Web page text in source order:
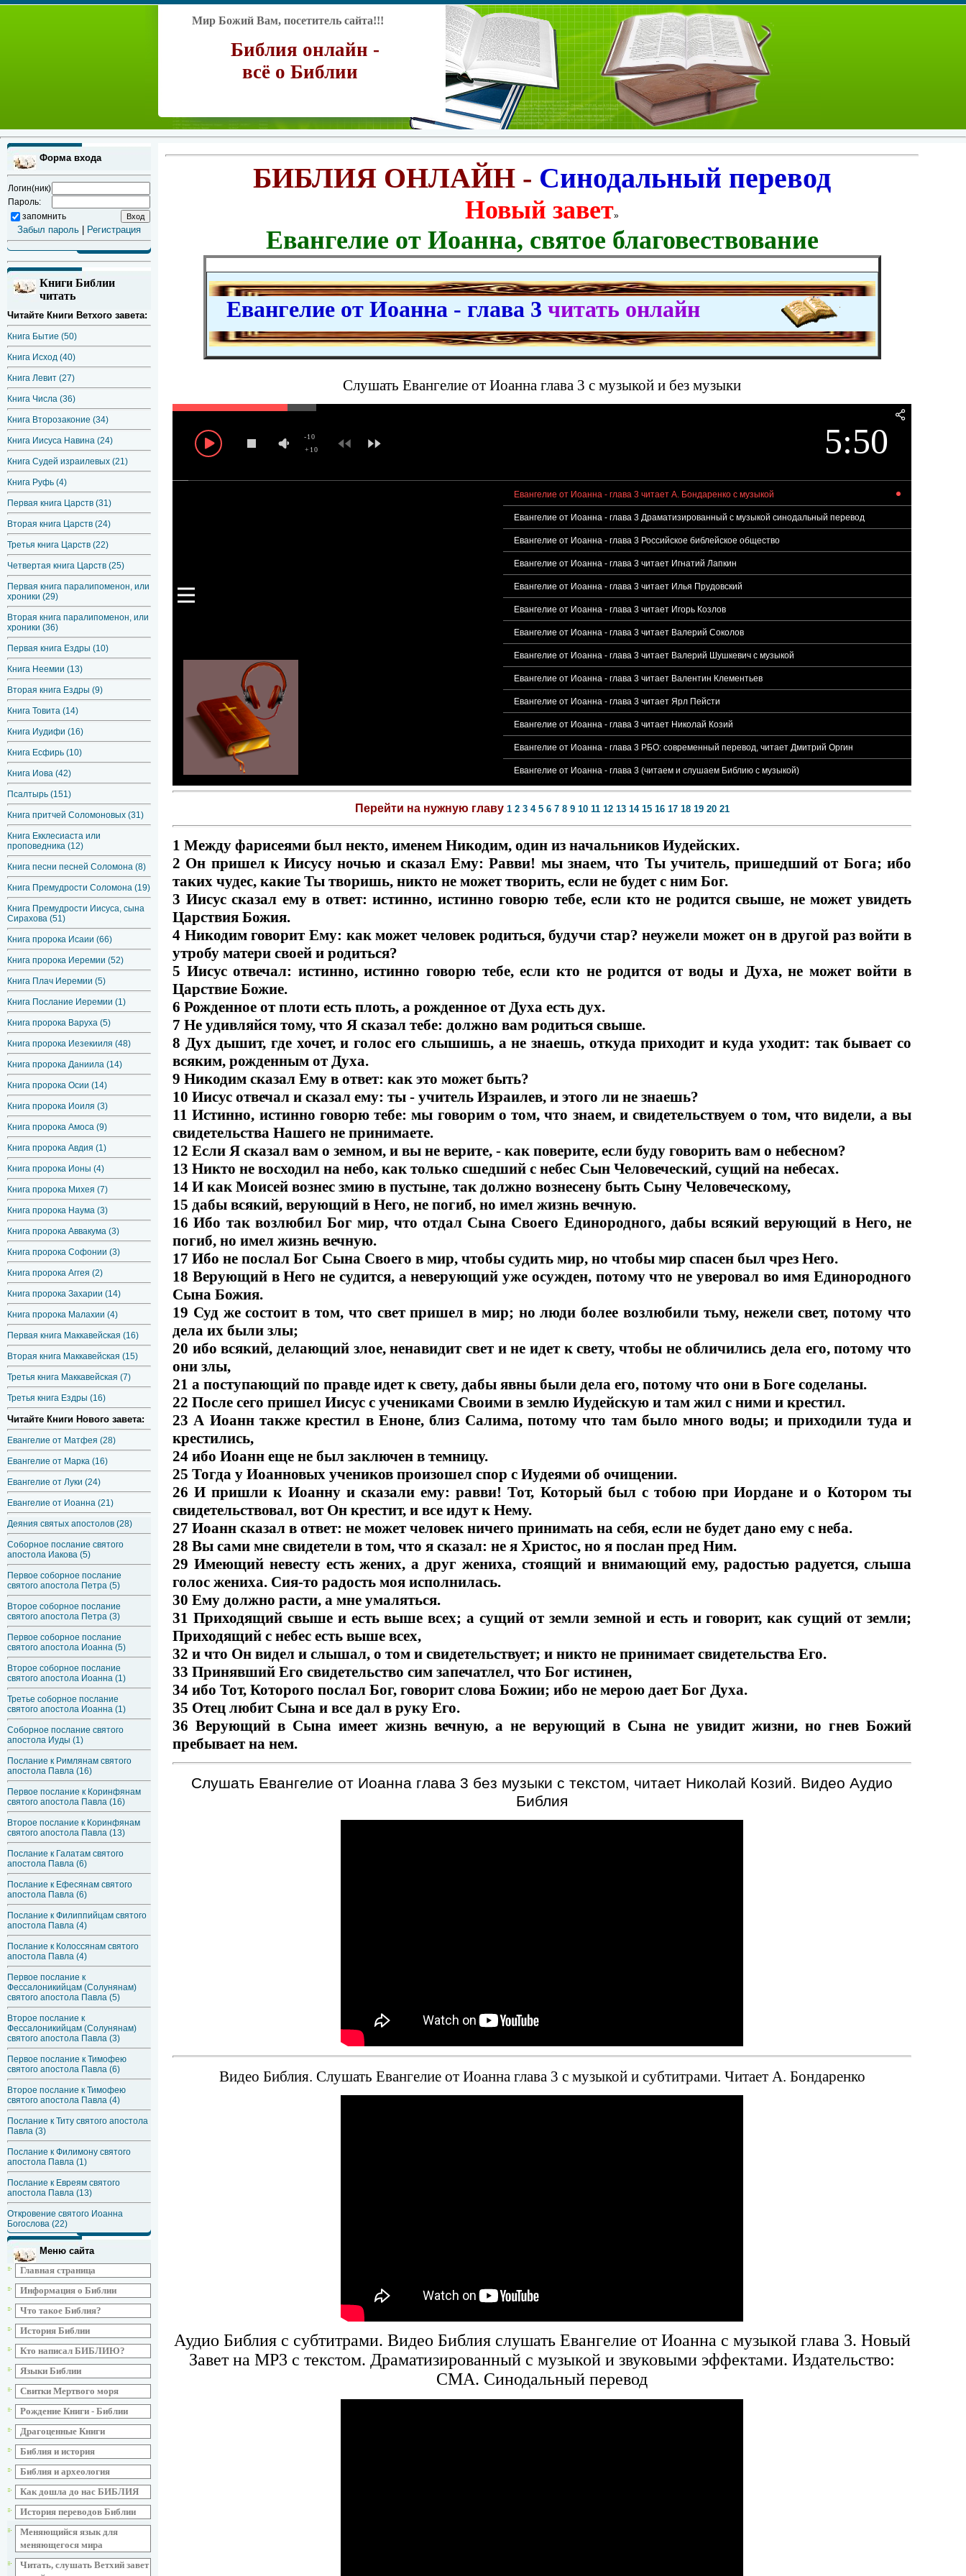
Мир Божий Вам, посетитель сайта!!!
Библия онлайн -
всё о Библии
Форма входа
Логин(ник)
Пароль:
запомнить
Забыл пароль Регистрация
Книги Библии
читать
Читайте Книги Ветхого завета:
Книга Бытие (50)
Книга Исход (40)
Книга Левит (27)
Книга Числа (36)
Книга Второзаконие (34)
Книга Иисуса Навина (24)
Книга Судей израилевых (21)
Книга Руфь (4)
Первая книга Царств (31)
Вторая книга Царств (24)
Третья книга Царств (22)
Четвертая книга Царств (25)
Первая книга паралипоменон, или
хроники (29)
Вторая книга паралипоменон, или
хроники (36)
Первая книга Ездры (10)
Книга Неемии (13)
Вторая книга Ездры (9)
Книга Товита (14)
Книга Иудифи (16)
Книга Есфирь (10)
Книга Иова (42)
Псалтырь (151)
Книга притчей Соломоновых (31)
Книга Екклесиаста или
проповедника (12)
Книга песни песней Соломона (8)
Книга Премудрости Соломона (19)
Книга Премудрости Иисуса, сына
Сирахова (51)
Книга пророка Исаии (66)
Книга пророка Иеремии (52)
Книга Плач Иеремии (5)
Книга Послание Иеремии (1)
Книга пророка Варуха (5)
Книга пророка Иезекииля (48)
Книга пророка Даниила (14)
Книга пророка Осии (14)
Книга пророка Иоиля (3)
Книга пророка Амоса (9)
Книга пророка Авдия (1)
Книга пророка Ионы (4)
Книга пророка Михея (7)
Книга пророка Наума (3)
Книга пророка Аввакума (3)
Книга пророка Софонии (3)
Книга пророка Аггея (2)
Книга пророка Захарии (14)
Книга пророка Малахии (4)
Первая книга Маккавейская (16)
Вторая книга Маккавейская (15)
Третья книга Маккавейская (7)
Третья книга Ездры (16)
Читайте Книги Нового завета:
Евангелие от Матфея (28)
Евангелие от Марка (16)
Евангелие от Луки (24)
Евангелие от Иоанна (21)
Деяния святых апостолов (28)
Соборное послание святого
апостола Иакова (5)
Первое соборное послание
святого апостола Петра (5)
Второе соборное послание
святого апостола Петра (3)
Первое соборное послание
святого апостола Иоанна (5)
Второе соборное послание
святого апостола Иоанна (1)
Третье соборное послание
святого апостола Иоанна (1)
Соборное послание святого
апостола Иуды (1)
Послание к Римлянам святого
апостола Павла (16)
Первое послание к Коринфянам
святого апостола Павла (16)
Второе послание к Коринфянам
святого апостола Павла (13)
Послание к Галатам святого
апостола Павла (6)
Послание к Ефесянам святого
апостола Павла (6)
Послание к Филиппийцам святого
апостола Павла (4)
Послание к Колоссянам святого
апостола Павла (4)
Первое послание к
Фессалоникийцам (Солунянам)
святого апостола Павла (5)
Второе послание к
Фессалоникийцам (Солунянам)
святого апостола Павла (3)
Первое послание к Тимофею
святого апостола Павла (6)
Второе послание к Тимофею
святого апостола Павла (4)
Послание к Титу святого апостола
Павла (3)
Послание к Филимону святого
апостола Павла (1)
Послание к Евреям святого
апостола Павла (13)
Откровение святого Иоанна
Богослова (22)
Меню сайта
Главная страница
Информация о Библии
Что такое Библия?
История Библии
Кто написал БИБЛИЮ?
Языки Библии
Свитки Мертвого моря
Рождение Книги - Библии
Драгоценные Книги
Библия и история
Библия и археология
Как дошла до нас БИБЛИЯ
История переводов Библии
Меняющийся язык для
меняющегося мира
Читать, слушать Ветхий завет
БИБЛИЯ ОНЛАЙН - Синодальный перевод
Новый завет»
Евангелие от Иоанна, святое благовествование
Евангелие от Иоанна - глава 3 читать онлайн
Слушать Евангелие от Иоанна глава 3 с музыкой и без музыки
5:50
+10
-10
Евангелие от Иоанна - глава 3 читает А. Бондаренко с музыкой
Евангелие от Иоанна - глава 3 Драматизированный с музыкой синодальный перевод
Евангелие от Иоанна - глава 3 Росcийское библейское общество
Евангелие от Иоанна - глава 3 читает Игнатий Лапкин
Евангелие от Иоанна - глава 3 читает Илья Прудовский
Евангелие от Иоанна - глава 3 читает Игорь Козлов
Евангелие от Иоанна - глава 3 читает Валерий Соколов
Евангелие от Иоанна - глава 3 читает Валерий Шушкевич с музыкой
Евангелие от Иоанна - глава 3 читает Валентин Клементьев
Евангелие от Иоанна - глава 3 читает Ярл Пейсти
Евангелие от Иоанна - глава 3 читает Николай Козий
Евангелие от Иоанна - глава 3 РБО: современный перевод, читает Дмитрий Оргин
Евангелие от Иоанна - глава 3 (читаем и слушаем Библию с музыкой)
Перейти на нужную главу 1 2 3 4 5 6 7 8 9 10 11 12 13 14 15 16 17 18 19 20 21
1 Между фарисеями был некто, именем Никодим, один из начальников Иудейских.
2 Он пришел к Иисусу ночью и сказал Ему: Равви! мы знаем, что Ты учитель, пришедший от Бога; ибо
таких чудес, какие Ты творишь, никто не может творить, если не будет с ним Бог.
3 Иисус сказал ему в ответ: истинно, истинно говорю тебе, если кто не родится свыше, не может увидеть
Царствия Божия.
4 Никодим говорит Ему: как может человек родиться, будучи стар? неужели может он в другой раз войти в
утробу матери своей и родиться?
5 Иисус отвечал: истинно, истинно говорю тебе, если кто не родится от воды и Духа, не может войти в
Царствие Божие.
6 Рожденное от плоти есть плоть, а рожденное от Духа есть дух.
7 Не удивляйся тому, что Я сказал тебе: должно вам родиться свыше.
8 Дух дышит, где хочет, и голос его слышишь, а не знаешь, откуда приходит и куда уходит: так бывает со
всяким, рожденным от Духа.
9 Никодим сказал Ему в ответ: как это может быть?
10 Иисус отвечал и сказал ему: ты - учитель Израилев, и этого ли не знаешь?
11 Истинно, истинно говорю тебе: мы говорим о том, что знаем, и свидетельствуем о том, что видели, а вы
свидетельства Нашего не принимаете.
12 Если Я сказал вам о земном, и вы не верите, - как поверите, если буду говорить вам о небесном?
13 Никто не восходил на небо, как только сшедший с небес Сын Человеческий, сущий на небесах.
14 И как Моисей вознес змию в пустыне, так должно вознесену быть Сыну Человеческому,
15 дабы всякий, верующий в Него, не погиб, но имел жизнь вечную.
16 Ибо так возлюбил Бог мир, что отдал Сына Своего Единородного, дабы всякий верующий в Него, не
погиб, но имел жизнь вечную.
17 Ибо не послал Бог Сына Своего в мир, чтобы судить мир, но чтобы мир спасен был чрез Него.
18 Верующий в Него не судится, а неверующий уже осужден, потому что не уверовал во имя Единородного
Сына Божия.
19 Суд же состоит в том, что свет пришел в мир; но люди более возлюбили тьму, нежели свет, потому что
дела их были злы;
20 ибо всякий, делающий злое, ненавидит свет и не идет к свету, чтобы не обличились дела его, потому что
они злы,
21 а поступающий по правде идет к свету, дабы явны были дела его, потому что они в Боге соделаны.
22 После сего пришел Иисус с учениками Своими в землю Иудейскую и там жил с ними и крестил.
23 А Иоанн также крестил в Еноне, близ Салима, потому что там было много воды; и приходили туда и
крестились,
24 ибо Иоанн еще не был заключен в темницу.
25 Тогда у Иоанновых учеников произошел спор с Иудеями об очищении.
26 И пришли к Иоанну и сказали ему: равви! Тот, Который был с тобою при Иордане и о Котором ты
свидетельствовал, вот Он крестит, и все идут к Нему.
27 Иоанн сказал в ответ: не может человек ничего принимать на себя, если не будет дано ему с неба.
28 Вы сами мне свидетели в том, что я сказал: не я Христос, но я послан пред Ним.
29 Имеющий невесту есть жених, а друг жениха, стоящий и внимающий ему, радостью радуется, слыша
голос жениха. Сия-то радость моя исполнилась.
30 Ему должно расти, а мне умаляться.
31 Приходящий свыше и есть выше всех; а сущий от земли земной и есть и говорит, как сущий от земли;
Приходящий с небес есть выше всех,
32 и что Он видел и слышал, о том и свидетельствует; и никто не принимает свидетельства Его.
33 Принявший Его свидетельство сим запечатлел, что Бог истинен,
34 ибо Тот, Которого послал Бог, говорит слова Божии; ибо не мерою дает Бог Духа.
35 Отец любит Сына и все дал в руку Его.
36 Верующий в Сына имеет жизнь вечную, а не верующий в Сына не увидит жизни, но гнев Божий
пребывает на нем.
Слушать Евангелие от Иоанна глава 3 без музыки с текстом, читает Николай Козий. Видео Аудио
Библия
Видео Библия. Слушать Евангелие от Иоанна глава 3 с музыкой и субтитрами. Читает А. Бондаренко
Аудио Библия с субтитрами. Видео Библия слушать Евангелие от Иоанна с музыкой глава 3. Новый
Завет на MP3 с текстом. Драматизированный с музыкой и звуковыми эффектами. Издательство:
СМА. Синодальный перевод